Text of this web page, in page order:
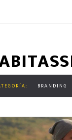
BRANDING